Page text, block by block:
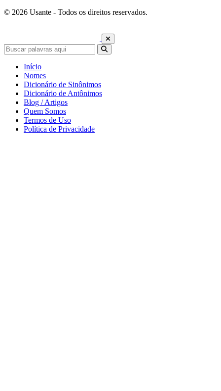
© 2026 Usante - Todos os direitos reservados.
Início
Nomes
Dicionário de Sinônimos
Dicionário de Antônimos
Blog / Artigos
Quem Somos
Termos de Uso
Política de Privacidade